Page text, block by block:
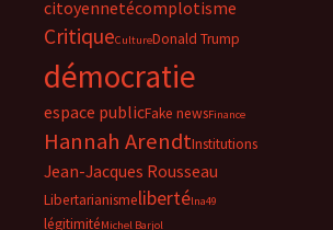
citoyennetécomplotisme
CritiqueCultureDonald Trump
démocratie
espace publicFake newsFinance
Hannah ArendtInstitutions
Jean-Jacques Rousseau
Libertarianismelibertélna49
légitimitéMichel Barjol